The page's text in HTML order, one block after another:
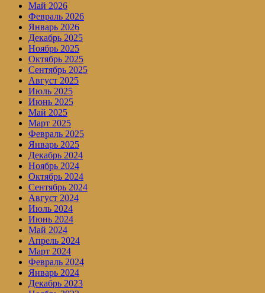
Май 2026
Февраль 2026
Январь 2026
Декабрь 2025
Ноябрь 2025
Октябрь 2025
Сентябрь 2025
Август 2025
Июль 2025
Июнь 2025
Май 2025
Март 2025
Февраль 2025
Январь 2025
Декабрь 2024
Ноябрь 2024
Октябрь 2024
Сентябрь 2024
Август 2024
Июль 2024
Июнь 2024
Май 2024
Апрель 2024
Март 2024
Февраль 2024
Январь 2024
Декабрь 2023